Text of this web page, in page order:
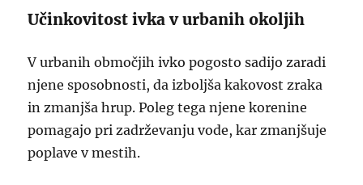
Učinkovitost ivka v urbanih okoljih
V urbanih območjih ivko pogosto sadijo zaradi
njene sposobnosti, da izboljša kakovost zraka
in zmanjša hrup. Poleg tega njene korenine
pomagajo pri zadrževanju vode, kar zmanjšuje
poplave v mestih.